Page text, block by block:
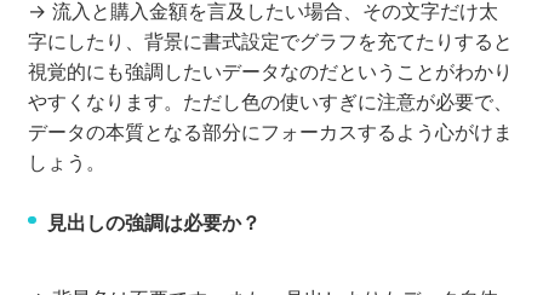
→ 流入と購入金額を言及したい場合、その文字だけ太
字にしたり、背景に書式設定でグラフを充てたりすると
視覚的にも強調したいデータなのだということがわかり
やすくなります。ただし色の使いすぎに注意が必要で、
データの本質となる部分にフォーカスするよう心がけま
しょう。
見出しの強調は必要か？